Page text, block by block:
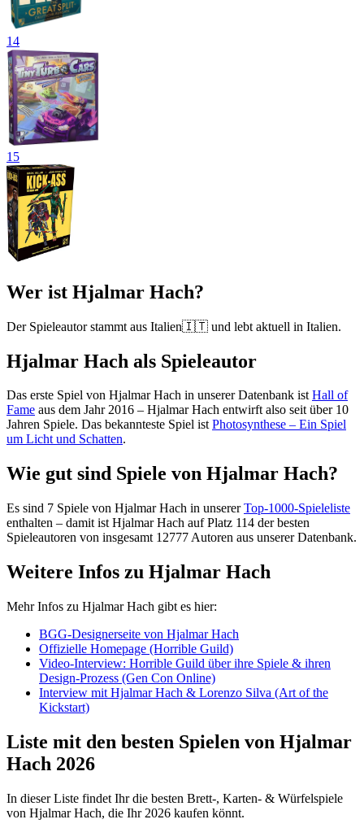
14
15
Wer ist Hjalmar Hach?
Der Spieleautor stammt aus Italien🇮🇹 und lebt aktuell in Italien.
Hjalmar Hach als Spieleautor
Das erste Spiel von Hjalmar Hach in unserer Datenbank istHall of
Fame aus dem Jahr 2016 – Hjalmar Hach entwirft also seit über 10
Jahren Spiele. Das bekannteste Spiel istPhotosynthese – Ein Spiel
um Licht und Schatten.
Wie gut sind Spiele von Hjalmar Hach?
Es sind 7 Spiele von Hjalmar Hach in unsererTop-1000-Spieleliste
enthalten – damit ist Hjalmar Hach auf Platz 114 der besten
Spieleautoren von insgesamt 12777 Autoren aus unserer Datenbank.
Weitere Infos zu Hjalmar Hach
Mehr Infos zu Hjalmar Hach gibt es hier:
BGG-Designerseite von Hjalmar Hach
Offizielle Homepage (Horrible Guild)
Video-Interview: Horrible Guild über ihre Spiele & ihren
Design-Prozess (Gen Con Online)
Interview mit Hjalmar Hach & Lorenzo Silva (Art of the
Kickstart)
Liste mit den besten Spielen von Hjalmar
Hach 2026
In dieser Liste findet Ihr die besten Brett-, Karten- & Würfelspiele
von Hjalmar Hach, die Ihr 2026 kaufen könnt.